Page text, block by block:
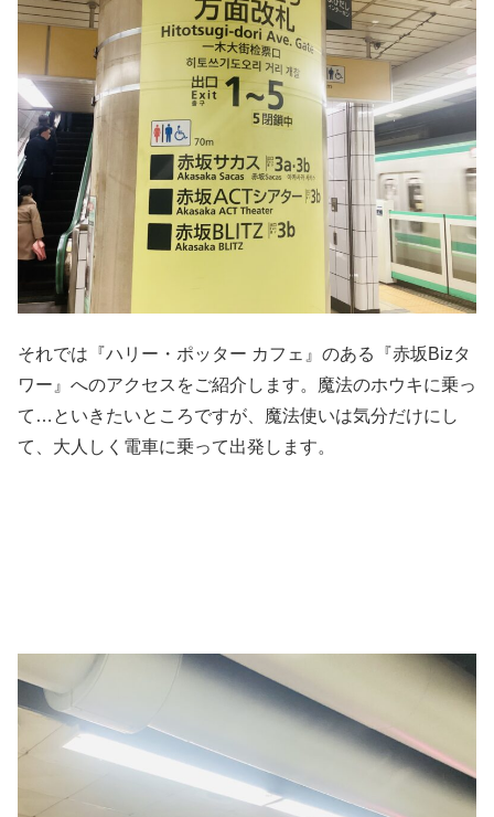
それでは『ハリー・ポッター カフェ』のある『赤坂 Bizタ
ワー』へのアクセスをご紹介します。魔法のホウキに乗っ
て … といきたいところですが、魔法使いは気分だけにし
て、大人しく電車に乗って出発します。